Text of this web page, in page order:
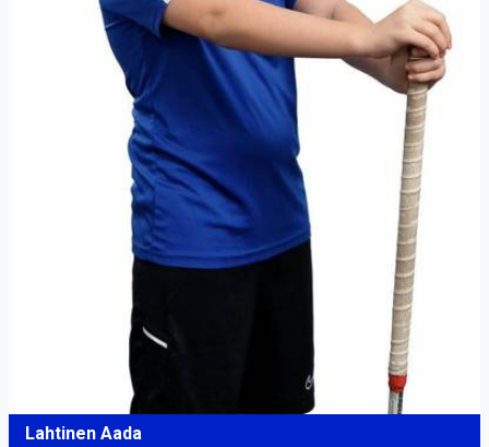
Lahtinen Aada